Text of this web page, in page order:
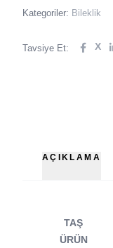
Kategoriler: Bileklik
Tavsiye Et: X
AÇIKLAMA
TAŞ
ÜRÜN